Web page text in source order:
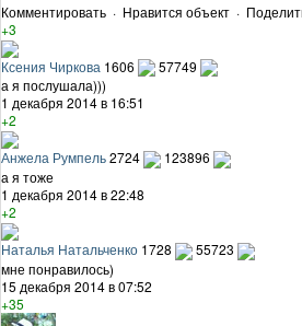
Комментировать · Нравится объект ·
+3
Ксения Чиркова 1606
57749
а я послушала)))
1 декабря 2014 в 16:51
+2
Анжела Румпель2724
123896
а я тоже
1 декабря 2014 в 22:48
+2
Наталья Натальченко 1728
55723
мне понравилось)
15 декабря 2014 в 07:52
+35